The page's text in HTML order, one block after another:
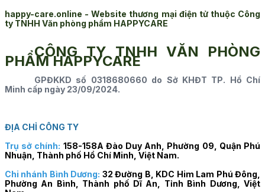
happy-care.online - Website thương mại điện tử thuộc Công
ty TNHH Văn phòng phẩm HAPPYCARE
CÔNG TY TNHH VĂN PHÒNG
PHẨM HAPPYCARE
GPĐKKD số 0318680660 do Sở KHĐT TP. Hồ Chí
Minh cấp ngày 23/09/2024.
ĐỊA CHỈ CÔNG TY
Trụ sở chính: 158-158A Đào Duy Anh, Phường 09, Quận Phú
Nhuận, Thành phố Hồ Chí Minh, Việt Nam.
Chi nhánh Bình Dương: 32 Đường B, KDC Him Lam Phú Đông,
Phường An Bình, Thành phố Dĩ An, Tỉnh Bình Dương, Việt